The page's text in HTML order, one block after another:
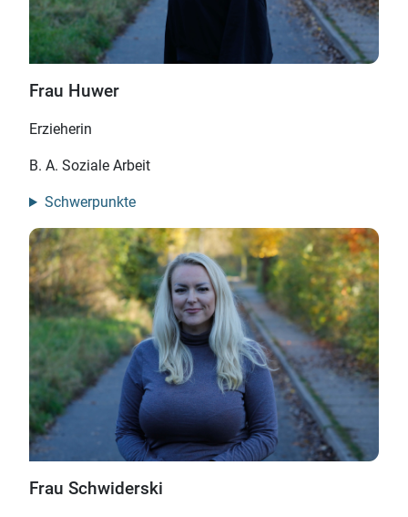
Frau Huwer
Erzieherin
B. A. Soziale Arbeit
Schwerpunkte
Frau Schwiderski